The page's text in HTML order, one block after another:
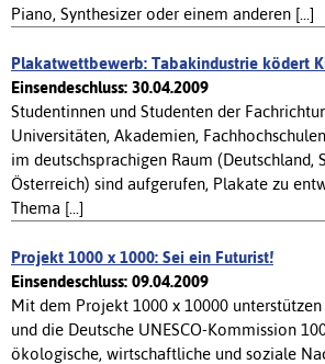
Piano, Synthesizer oder einem anderen [...]
Plakatwettbewerb: Tabakindustrie ködert
Einsendeschluss: 30.04.2009
Studentinnen und Studenten der
Universitäten, Akademien,
im deutschsprachigen Raum (Deutschland,
Österreich) sind aufgerufen, Plakate zu
Thema [...]
Projekt 1000 x 1000: Sei ein Futurist!
Einsendeschluss: 09.04.2009
Mit dem Projekt 1000 x 10000
und die Deutsche UNESCO-Kommission
ökologische, wirtschaftliche und soziale